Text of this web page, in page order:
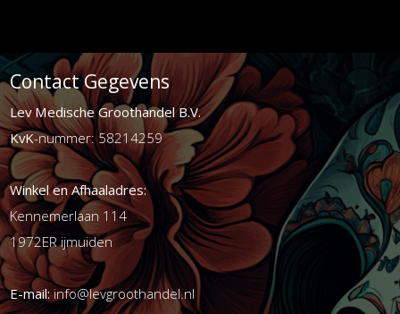
Contact Gegevens
Lev Medische Groothandel B.V.
KvK-nummer: 58214259
Winkel en Afhaaladres:
Kennemerlaan 114
1972ER ijmuiden
E-mail:info@levgroothandel.nl